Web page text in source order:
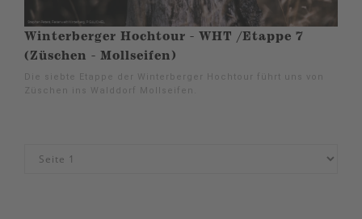
Winterberger Hochtour - WHT /Etappe 7
(Züschen - Mollseifen)
Die siebte Etappe der Winterberger Hochtour führt uns von
Züschen ins Walddorf Mollseifen.